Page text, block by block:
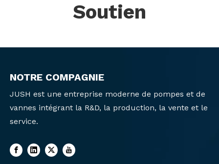
Soutien
NOTRE COMPAGNIE
JUSH est une entreprise moderne de pompes et de
vannes intégrant la R&D, la production, la vente et le
service.